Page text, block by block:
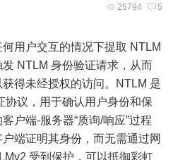
25794 5
用户交互的情况下提取 NTLM
NTLM 身份验证请求，从而
得未经授权的访问。NTLM 是
协议，用于确认用户身份和保
户端-服务器“质询/响应”过程
端证明其身份，而无需通过网
受到保护，可以抵御彩虹